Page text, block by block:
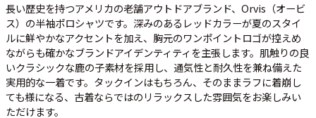
お客様の声
レビュー1万件突破
お気に入りリスト
会員登録
メルマガ登録
会社概要
店舗一覧
長い歴史を持つアメリカの老舗アウトドアブランド、Orvis（オービ
ス）の半袖ポロシャツです。深みのあるレッドカラーが夏のスタイ
ルに鮮やかなアクセントを加え、胸元のワンポイントロゴが控えめ
ながらも確かなブランドアイデンティティを主張します。肌触りの良
いクラシックな鹿の子素材を採用し、通気性と耐久性を兼ね備えた
実用的な一着です。タックインはもちろん、そのままラフに着崩し
ても様になる、古着ならではのリラックスした雰囲気をお楽しみい
ただけます。